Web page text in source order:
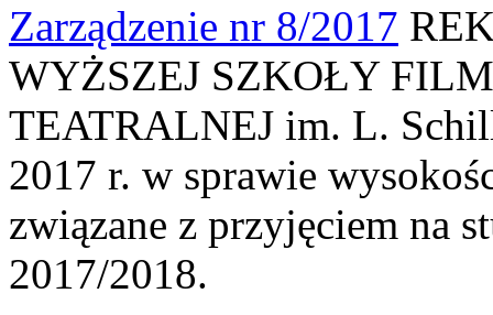
Zarządzenie nr 8/2017
WYŻSZEJ SZKOŁY
TEATRALNEJ im. L.
2017 r. w sprawie
związane z przyjęciem na
2017/2018.